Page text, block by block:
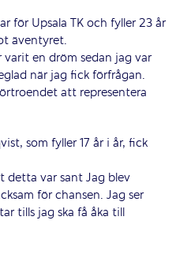
för Upsala TK och fyller 23 år
äventyret.
en dröm sedan jag var
när jag fick förfrågan.
att representera
som fyller 17 år i år, fick
var sant Jag blev
för chansen. Jag ser
tills jag ska få åka till